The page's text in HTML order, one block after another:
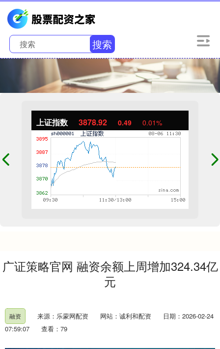
搜索
上证指数 3878.92 0.49 0.01%
广证策略官网 融资余额上周增加324.34亿
元
融资 来源：乐蒙网配资 网站：诚利和配资
日期：2026-02-24
07:59:07
查看：79